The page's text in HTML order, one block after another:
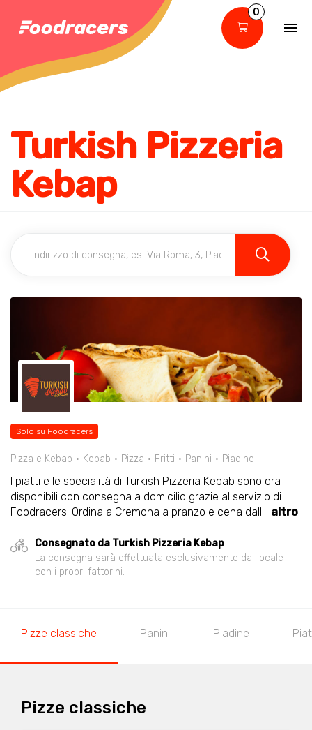
0
Turkish Pizzeria
Kebap
Solo su Foodracers
Pizza e Kebab Kebab Pizza Fritti Panini Piadine
I piatti e le specialità di Turkish Pizzeria Kebab sono ora
disponibili con consegna a domicilio grazie al servizio di
Foodracers. Ordina a Cremona a pranzo e cena dall... altro
Consegnato da Turkish Pizzeria Kebap
La consegna sarà effettuata esclusivamente dal locale
con i propri fattorini.
Pizze classiche Panini Piadine
Pizze classiche